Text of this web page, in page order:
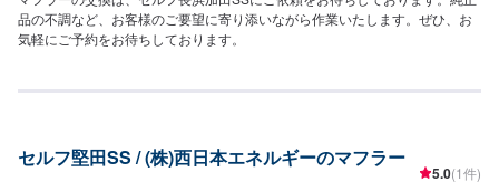
品の不調など、お客様のご要望に寄り添いながら作業いたします。ぜひ、お
気軽にご予約をお待ちしております。
セルフ堅田SS / (株)西日本エネルギーのマフラー
5.0(1件)